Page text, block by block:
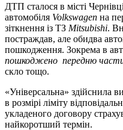
ДТП сталося в місті
автомобіля Volkswagen на
зіткнення із ТЗ Mitsubishi.
постраждав, але обидва
пошкодження. Зокрема в
пошкоджено передню
скло тощо.
«Універсальна» здійснила
в розмірі ліміту
укладеного договору
найкоротший термін.